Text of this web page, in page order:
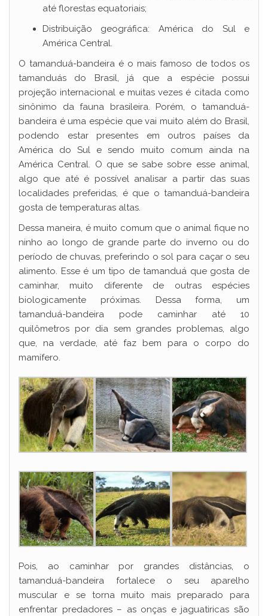
até florestas equatoriais;
Distribuição geográfica: América do Sul e
América Central.
O tamanduá-bandeira é o mais famoso de todos os
tamanduás do Brasil, já que a espécie possui
projeção internacional e muitas vezes é citada como
sinônimo da fauna brasileira. Porém, o tamanduá-
bandeira é uma espécie que vai muito além do Brasil,
podendo estar presentes em outros países da
América do Sul e sendo muito comum ainda na
América Central. O que se sabe sobre esse animal,
algo que até é possível analisar a partir das suas
localidades preferidas, é que o tamanduá-bandeira
gosta de temperaturas altas.
Dessa maneira, é muito comum que o animal fique no
ninho ao longo de grande parte do inverno ou do
período de chuvas, preferindo o sol para caçar o seu
alimento. Esse é um tipo de tamanduá que gosta de
caminhar, muito diferente de outras espécies
biologicamente próximas. Dessa forma, um
tamanduá-bandeira pode caminhar até 10
quilômetros por dia sem grandes problemas, algo
que, na verdade, até faz bem para o corpo do
mamífero.
Pois, ao caminhar por grandes distâncias, o
tamanduá-bandeira fortalece o seu aparelho
muscular e se torna muito mais preparado para
enfrentar predadores – as onças e jaguatiricas são